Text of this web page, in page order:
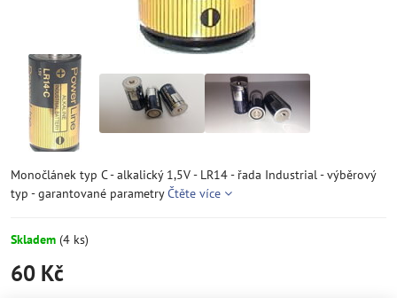
Monočlánek typ C - alkalický 1,5V - LR14 - řada Industrial - výběrový
typ - garantované parametryČtěte více
Skladem (4 ks)
60 Kč